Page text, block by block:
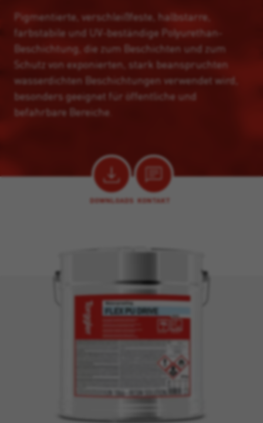
Pigmentierte, verschleißfeste, halbstarre,
farbstabile und UV-beständige Polyurethan-
Beschichtung, die zum Beschichten und zum
Schutz von exponierten, stark beanspruchten
wasserdichten Beschichtungen verwendet wird,
besonders geeignet für öffentliche und
befahrbare Bereiche.
DOWNLOADS KONTAKT